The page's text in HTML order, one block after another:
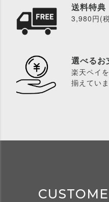
送料特典
3,980円(
選べるお
楽天ペイを
揃えていま